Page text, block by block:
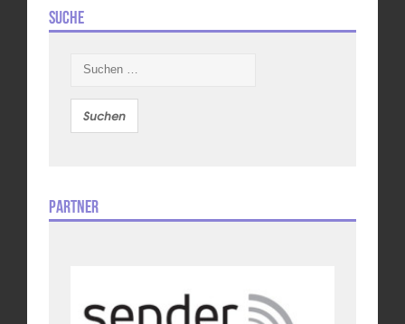
Suche
nach:
Partner